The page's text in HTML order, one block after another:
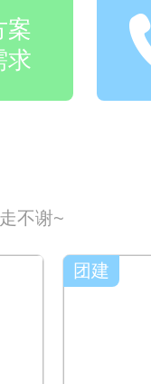
案
求
不谢~
团建